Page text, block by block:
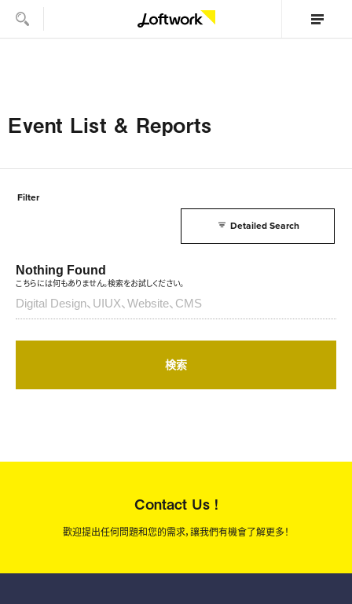
Event List & Reports
Filter
Detailed Search
Nothing Found
こちらには何もありません。検索をお試しください。
検索
Contact Us !
歡迎提出任何問題和您的需求，讓我們有機會了解更多！